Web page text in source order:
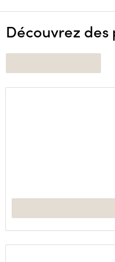
Découvrez